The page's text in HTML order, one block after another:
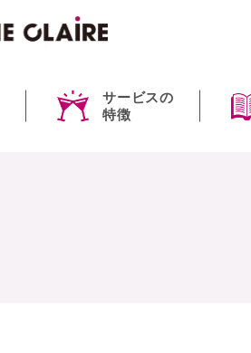
サービスの
特徴